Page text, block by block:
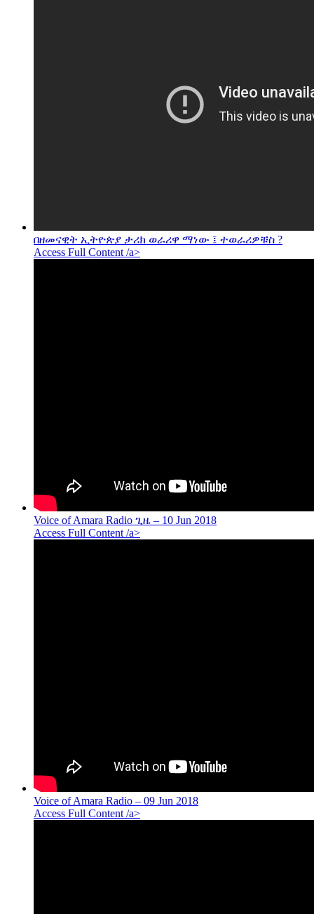
በዘመናዊት ኢትዮጵያ ታሪክ ወራሪዋ ማነው ፤ ተወራሪዎቹስ ?
Access Full Content /a>
Voice of Amara Radio ጊዜ – 10 Jun 2018
Access Full Content /a>
Voice of Amara Radio – 09 Jun 2018
Access Full Content /a>